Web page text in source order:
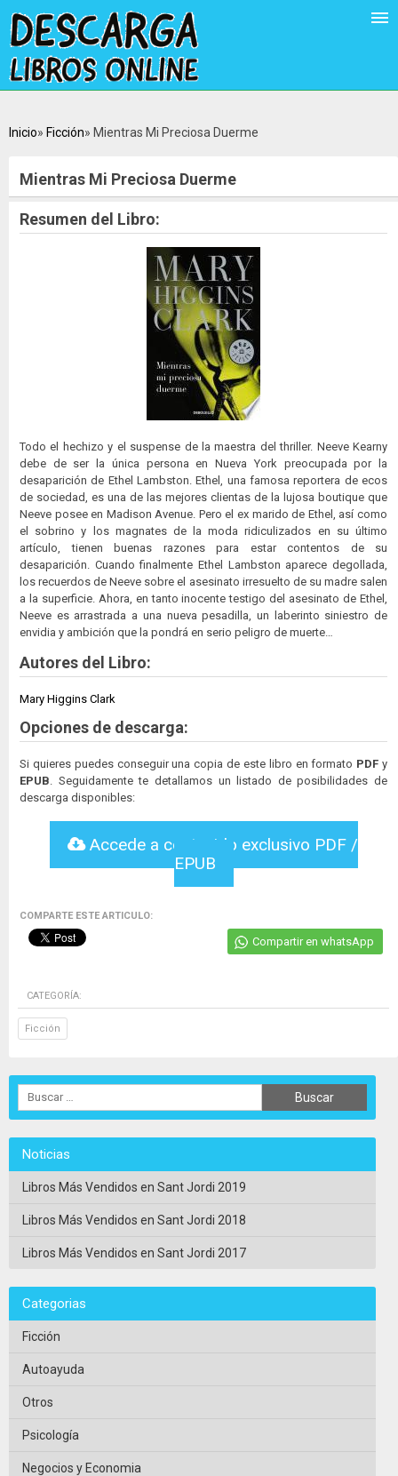
Inicio Ficción Mientras Mi Preciosa Duerme
Mientras Mi Preciosa Duerme
Resumen del Libro:
Todo el hechizo y el suspense de la maestra del thriller. Neeve Kearny
debe de ser la única persona en Nueva York preocupada por la
desaparición de Ethel Lambston. Ethel, una famosa reportera de ecos
de sociedad, es una de las mejores clientas de la lujosa boutique que
Neeve posee en Madison Avenue. Pero el ex marido de Ethel, así como
el sobrino y los magnates de la moda ridiculizados en su último
artículo, tienen buenas razones para estar contentos de su
desaparición. Cuando finalmente Ethel Lambston aparece degollada,
los recuerdos de Neeve sobre el asesinato irresuelto de su madre salen
a la superficie. Ahora, en tanto inocente testigo del asesinato de Ethel,
Neeve es arrastrada a una nueva pesadilla, un laberinto siniestro de
envidia y ambición que la pondrá en serio peligro de muerte…
Autores del Libro:
Mary Higgins Clark
Opciones de descarga:
Si quieres puedes conseguir una copia de este libro en formato PDF y
EPUB . Seguidamente te detallamos un listado de posibilidades de
descarga disponibles:
Accede a contenido exclusivo PDF /
EPUB
COMPARTE ESTE ARTICULO:
Compartir en whatsApp
CATEGORÍA:
Ficción
Noticias
Libros Más Vendidos en Sant Jordi 2019
Libros Más Vendidos en Sant Jordi 2018
Libros Más Vendidos en Sant Jordi 2017
Categorias
Ficción
Autoayuda
Otros
Psicología
Negocios y Economia